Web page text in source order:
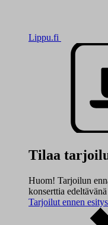
Lippu.fi
Tilaa
Huom! Tarjoilun
konserttia
Tarjoilut ennen